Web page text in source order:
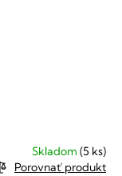
Skladom (5 ks)
Porovnať produkt